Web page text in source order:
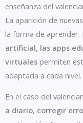
enseñanza del
La aparición de
la forma de aprender.
artificial, las apps
virtuales permiten
adaptada a cada nivel.
En el caso del
a diario, corregir